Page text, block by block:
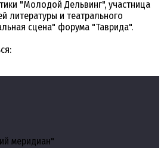
"Молодой Дельвинг", участница
литературы и театрального
сцена" форума "Таврида".
меридиан"